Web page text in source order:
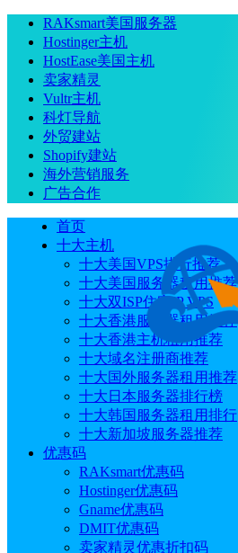
RAKsmart美国服务器
Hostinger主机
HostEase美国主机
卖家精灵
Vultr主机
科灯导航
外贸建站
Shopify建站
海外营销服务
广告合作
首页
十大主机
十大美国VPS排行推荐
十大美国服务器租用推荐
十大双ISP住宅IP VPS
十大香港服务器租用推荐
十大香港主机租用推荐
十大域名注册商推荐
十大国外服务器租用推荐
十大日本服务器排行榜
十大韩国服务器租用排行
十大新加坡服务器推荐
优惠码
RAKsmart优惠码
Hostinger优惠码
Gname优惠码
DMIT优惠码
卖家精灵优惠折扣码